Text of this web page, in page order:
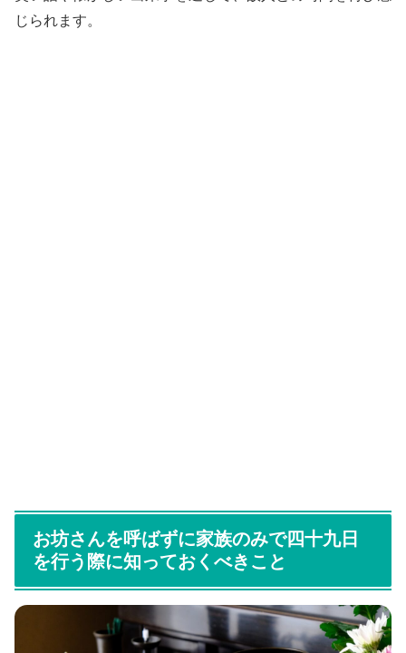
じられます。
お坊さんを呼ばずに家族のみで四十九日
を行う際に知っておくべきこと